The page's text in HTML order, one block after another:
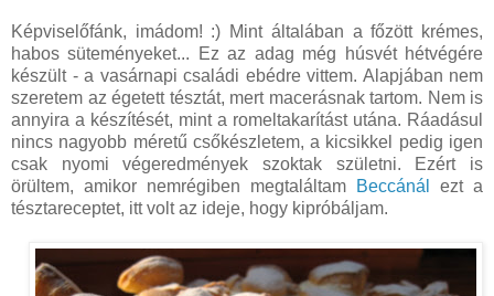
Képviselőfánk, imádom! :) Mint általában a főzött krémes,
habos süteményeket... Ez az adag még húsvét hétvégére
készült - a vasárnapi családi ebédre vittem. Alapjában nem
szeretem az égetett tésztát, mert macerásnak tartom. Nem is
annyira a készítését, mint a romeltakarítást utána. Ráadásul
nincs nagyobb méretű csőkészletem, a kicsikkel pedig igen
csak nyomi végeredmények szoktak születni. Ezért is
örültem, amikor nemrégiben megtaláltam
Beccánál
ezt a
tésztareceptet, itt volt az ideje, hogy kipróbáljam.